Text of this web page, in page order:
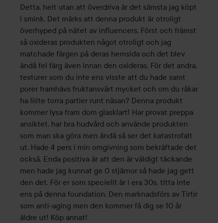
av
5
Detta, helt utan att överdriva är det sämsta jag köpt
i smink. Det märks att denna produkt är otroligt
överhyped på nätet av influencers. Först och främst
så oxideras produkten något otroligt och jag
matchade färgen på deras hemsida och det blev
ändå fel färg även innan den oxideras. För det andra,
texturer som du inte ens visste att du hade samt
porer framhävs fruktansvärt mycket och om du råkar
ha liiite torra partier runt näsan? Denna produkt
kommer lysa fram dom glasklart! Har provat preppa
ansiktet, har bra hudvård och använde produkten
som man ska göra men ändå så ser det katastrofalt
ut. Hade 4 pers i min omgivning som bekräftade det
också. Enda positiva är att den är väldigt täckande
men hade jag kunnat ge 0 stjärnor så hade jag gett
den det. För er som speciellt är i era 30s, titta inte
ens på denna foundation. Den marknadsförs av Tirtir
som anti-aging men den kommer få dig se 10 år
äldre ut! Köp annat!